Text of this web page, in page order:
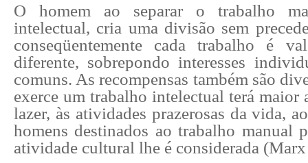
O homem ao separar o trabalho
intelectual, cria uma divisão sem
conseqüentemente cada trabalho é
diferente, sobrepondo interesses
comuns. As recompensas também são
exerce um trabalho intelectual terá maior
lazer, às atividades prazerosas da vida,
homens destinados ao trabalho manual
atividade cultural lhe é considerada